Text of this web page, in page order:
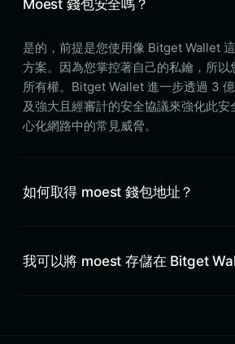
Moest 錢包安全嗎？
是的，前提是您使用像 Bitget Wallet
方案。因為您掌控著自己的私鑰，所以
所有權。Bitget Wallet 進一步透過 3
及強大且經審計的安全協議來強化此安
心化網路中的常見威脅。
如何取得 moest 錢包地址？
我可以將 moest 存儲在 Bitget